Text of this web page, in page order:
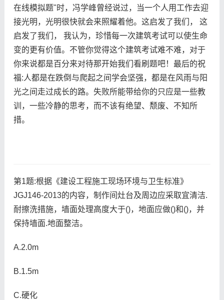
在线模拟题"时，冯学峰曾经说过，当一个人用工作去迎
接光明，光明很快就会来照耀着他。这启发了我们， 这
启发了我们， 我认为，珍惜每一次建筑考试可以使生命
变的更有价值。不管你觉得这个建筑考试难不难，对于
你来说都是百分来对待那开始我们看刷题吧！最后的祝
福:人都是在跌倒与爬起之间学会坚强，都是在风雨与阳
光之间走过成长的路。失败所能带给你的只应是一些教
训，一些冷静的思考，而不该有绝望、颓废、不知所
措。
第1题:根据《建设工程施工现场环境与卫生标准》
JGJ146-2013的内容，制作间灶台及周边应采取宜清洁.
耐擦洗措施，墙面处理高度大于()，地面应做()和()，并
保持墙面.地面整洁。
A.2.0m
B.1.5m
C.硬化